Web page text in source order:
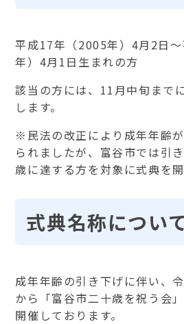
平成17年（2005年）4月2日
年）4月1日生まれの方
該当の方には、11月中旬まで
します。
※民法の改正により成年年齢
られましたが、富谷市では引
歳に達する方を対象に式典を開
式典名称につい
成年年齢の引き下げに伴い、
から「富谷市二十歳を祝う会
開催しております。